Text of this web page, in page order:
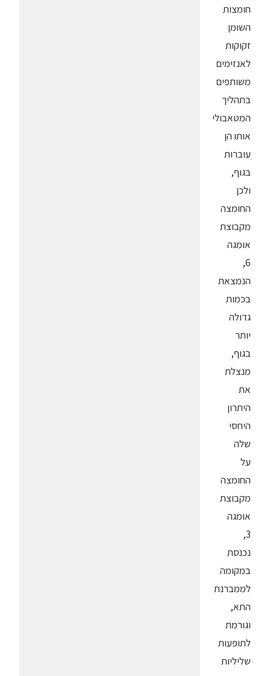
חומצות
השומן
זקוקות
לאנזימים
משותפים
בתהליך
המטאבולי
אותו הן
עוברות
בגוף,
ולכן
החומצה
מקבוצת
אומגה
6,
הנמצאת
בכמות
גדולה
יותר
בגוף,
מנצלת
את
היתרון
היחסי
שלה
על
החומצה
מקבוצת
אומגה
3,
נכנסת
במקומה
לממברנת
התא,
וגורמת
לתופעות
שליליות